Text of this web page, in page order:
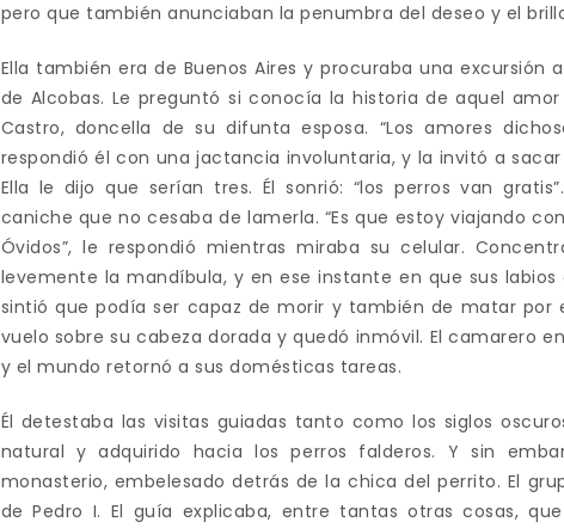
pero que también anunciaban la penumbra del deseo y el
Ella también era de Buenos Aires y procuraba una excursión
de Alcobas. Le preguntó si conocía la historia de aquel
Castro, doncella de su difunta esposa. “Los amores
respondió él con una jactancia involuntaria, y la invitó a
Ella le dijo que serían tres. Él sonrió: “los perros van
caniche que no cesaba de lamerla. “Es que estoy viajando
Óvidos”, le respondió mientras miraba su celular.
levemente la mandíbula, y en ese instante en que sus labios
sintió que podía ser capaz de morir y también de matar por
vuelo sobre su cabeza dorada y quedó inmóvil. El camarero
y el mundo retornó a sus domésticas tareas.
Él detestaba las visitas guiadas tanto como los siglos
natural y adquirido hacia los perros falderos. Y sin
monasterio, embelesado detrás de la chica del perrito. El
de Pedro I. El guía explicaba, entre tantas otras cosas,